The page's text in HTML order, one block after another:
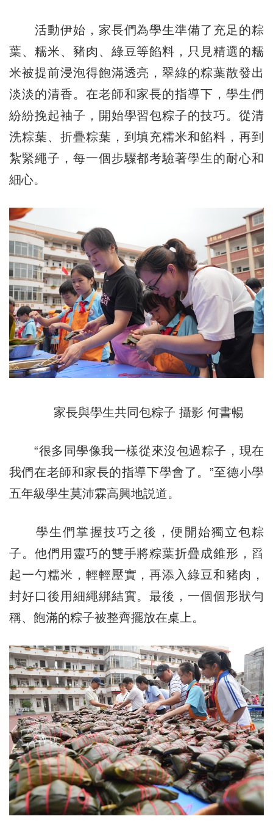
活動伊始，家長們為學生準備了充足的粽
葉、糯米、豬肉、綠豆等餡料，只見精選的糯
米被提前浸泡得飽滿透亮，翠綠的粽葉散發出
淡淡的清香。在老師和家長的指導下，學生們
紛紛挽起袖子，開始學習包粽子的技巧。從清
洗粽葉、折疊粽葉，到填充糯米和餡料，再到
紮緊繩子，每一個步驟都考驗著學生的耐心和
細心。
家長與學生共同包粽子 攝影 何書暢
“很多同學像我一樣從來沒包過粽子，現在
我們在老師和家長的指導下學會了。”至德小學
五年級學生莫沛霖高興地説道。
學生們掌握技巧之後，便開始獨立包粽
子。他們用靈巧的雙手將粽葉折疊成錐形，舀
起一勺糯米，輕輕壓實，再添入綠豆和豬肉，
封好口後用細繩綁結實。最後，一個個形狀勻
稱、飽滿的粽子被整齊擺放在桌上。